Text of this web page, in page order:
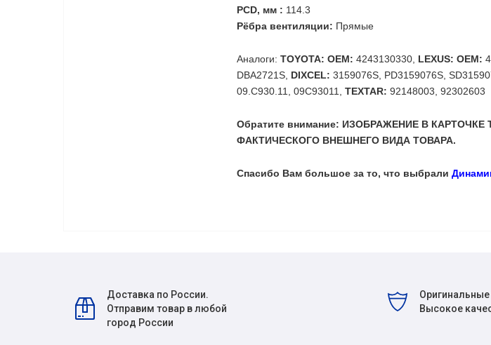
PCD, мм : 114.3
Рёбра вентиляции: Прямые
Аналоги: TOYOTA: OEM: 4243130330, LEXUS: OEM:
DBA2721S, DIXCEL: 3159076S, PD3159076S,
09.C930.11, 09C93011, TEXTAR: 92148003, 92302603
Обратите внимание: ИЗОБРАЖЕНИЕ В
ФАКТИЧЕСКОГО ВНЕШНЕГО ВИДА ТОВАРА.
Спасибо Вам большое за то, что выбрали
Доставка по России.
Отправим товар в любой
город России
Высокое